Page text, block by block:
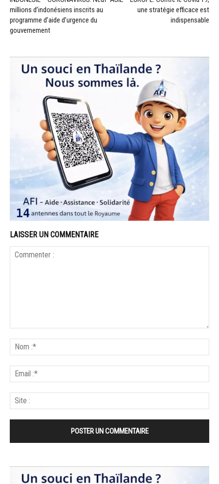
millions d’indonésiens inscrits au
programme d’aide d’urgence du
gouvernement
une stratégie efficace est
indispensable
LAISSER UN COMMENTAIRE